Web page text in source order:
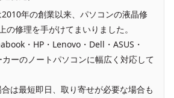
2010年の創業以来、パソコンの液晶修
の修理を手がけてまいりました。
・HP・Lenovo・Dell・ASUS・
ーのノートパソコンに幅広く対応して
は最短即日、取り寄せが必要な場合も